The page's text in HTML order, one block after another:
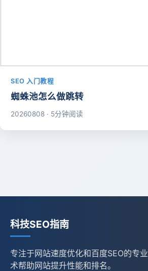
SEO 入门教程
蜘蛛池怎么做跳转
20260808 · 5分钟阅读
科技SEO指南
专注于网站速度优化和百度SEO的专
术帮助网站提升性能和排名。